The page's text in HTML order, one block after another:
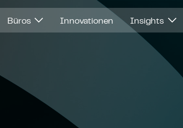
Büros Innovationen Insights